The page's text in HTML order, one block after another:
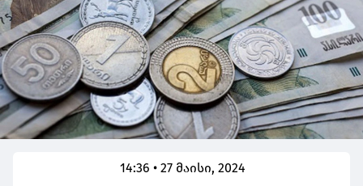
14:36 • 27 მაისი, 2024